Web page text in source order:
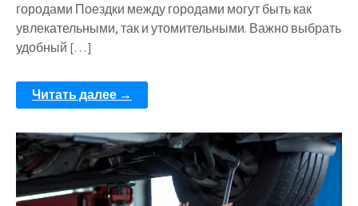
городами Поездки между городами могут быть как
увлекательными, так и утомительными. Важно выбрать
удобный […]
Читать далее →